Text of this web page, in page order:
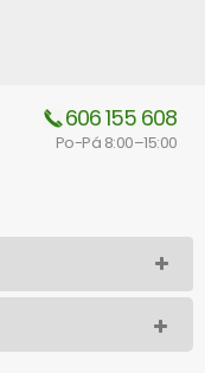
606 155 608
Po-Pá 8:00–15:00